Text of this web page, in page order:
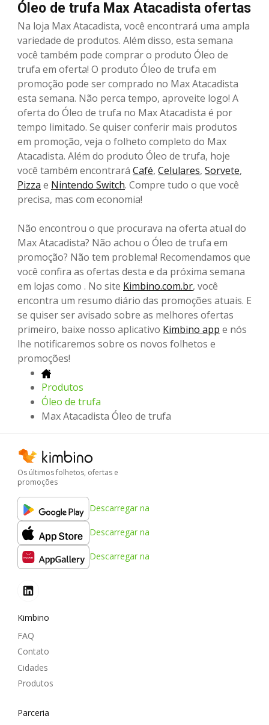
Óleo de trufa Max Atacadista ofertas
Na loja Max Atacadista, você encontrará uma ampla
variedade de produtos. Além disso, esta semana
você também pode comprar o produto Óleo de
trufa em oferta! O produto Óleo de trufa em
promoção pode ser comprado no Max Atacadista
esta semana. Não perca tempo, aproveite logo! A
oferta do Óleo de trufa no Max Atacadista é por
tempo limitado. Se quiser conferir mais produtos
em promoção, veja o folheto completo do Max
Atacadista. Além do produto Óleo de trufa, hoje
você também encontrará Café, Celulares, Sorvete,
Pizza e Nintendo Switch. Compre tudo o que você
precisa, mas com economia!
Não encontrou o que procurava na oferta atual do
Max Atacadista? Não achou o Óleo de trufa em
promoção? Não tem problema! Recomendamos que
você confira as ofertas desta e da próxima semana
em lojas como . No site Kimbino.com.br, você
encontra um resumo diário das promoções atuais. E
se quiser ser avisado sobre as melhores ofertas
primeiro, baixe nosso aplicativo Kimbino app e nós
lhe notificaremos sobre os novos folhetos e
promoções!
Produtos
Óleo de trufa
Max Atacadista Óleo de trufa
Os últimos folhetos, ofertas e
promoções
Descarregar na
Descarregar na
Descarregar na
Kimbino
FAQ
Contato
Cidades
Produtos
Parceria